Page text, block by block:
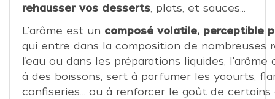
rehausser vos desserts, plats, et sauces...
L'arôme est un composé volatile, perceptible
qui entre dans la composition de nombreuses
l’eau ou dans les préparations liquides,
à des boissons, sert à parfumer les yaourts,
confiseries… ou à renforcer le goût de